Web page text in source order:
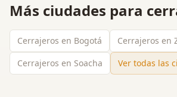
Más ciudades para
Cerrajeros en Bogotá
Cerrajeros en
Cerrajeros en Soacha
Ver todas las